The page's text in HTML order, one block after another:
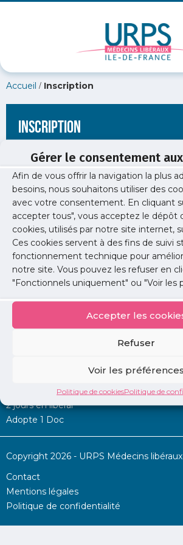
Gérer le consentement
Afin de vous offrir la navigation la plus
besoins, nous souhaitons utiliser des
avec votre consentement. En cliquant
accepter tous", vous acceptez le dépôt
cookies, utilisés par notre site internet,
Ces cookies servent à des fins de suivi
fonctionnement technique pour
notre site. Vous pouvez les refuser en
"Fonctionnels uniquement" ou "Voir les
Accepter les
Refuser
Voir les préférences
Politique de cookiesPolitique de
Accueil / Inscription
Inscription
[wppb-register form_name="inscription"
redirect_url="https://www.urps-med-
au-forfait/"]
Permanence d’aide à l’installation
2 jours en libéral
Adopte 1 Doc
Copyright 2026 - URPS Médecins
Contact
Mentions légales
Politique de confidentialité